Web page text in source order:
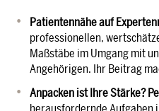
Patientennähe auf
professionellen,
Maßstäbe im Umgang mit
Angehörigen. Ihr Beitrag
Anpacken ist Ihre Stärke?
herausfordernde Aufgaben